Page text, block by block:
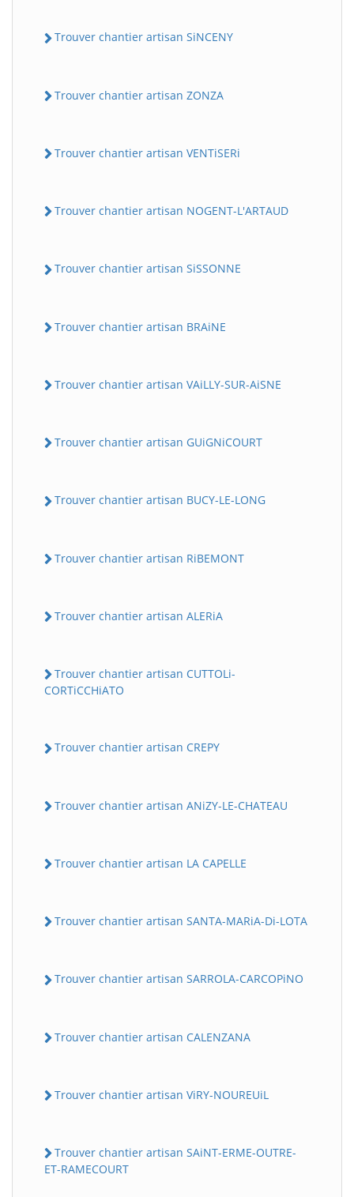
Trouver chantier artisan SiNCENY
Trouver chantier artisan ZONZA
Trouver chantier artisan VENTiSERi
Trouver chantier artisan NOGENT-L'ARTAUD
Trouver chantier artisan SiSSONNE
Trouver chantier artisan BRAiNE
Trouver chantier artisan VAiLLY-SUR-AiSNE
Trouver chantier artisan GUiGNiCOURT
Trouver chantier artisan BUCY-LE-LONG
Trouver chantier artisan RiBEMONT
Trouver chantier artisan ALERiA
Trouver chantier artisan CUTTOLi-
CORTiCCHiATO
Trouver chantier artisan CREPY
Trouver chantier artisan ANiZY-LE-CHATEAU
Trouver chantier artisan LA CAPELLE
Trouver chantier artisan SANTA-MARiA-Di-LOTA
Trouver chantier artisan SARROLA-CARCOPiNO
Trouver chantier artisan CALENZANA
Trouver chantier artisan ViRY-NOUREUiL
Trouver chantier artisan SAiNT-ERME-OUTRE-
ET-RAMECOURT